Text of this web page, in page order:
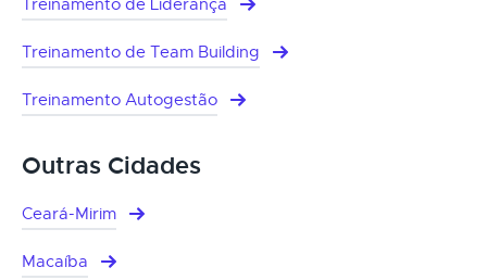
Treinamento de Liderança
Treinamento de Team Building
Treinamento Autogestão
Outras Cidades
Ceará-Mirim
Macaíba